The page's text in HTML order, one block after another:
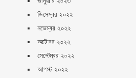
ডিসেম্বর ২০২২
নভেম্বর ২০২২
অক্টোবর ২০২২
সেপ্টেম্বর ২০২২
আগস্ট ২০২২